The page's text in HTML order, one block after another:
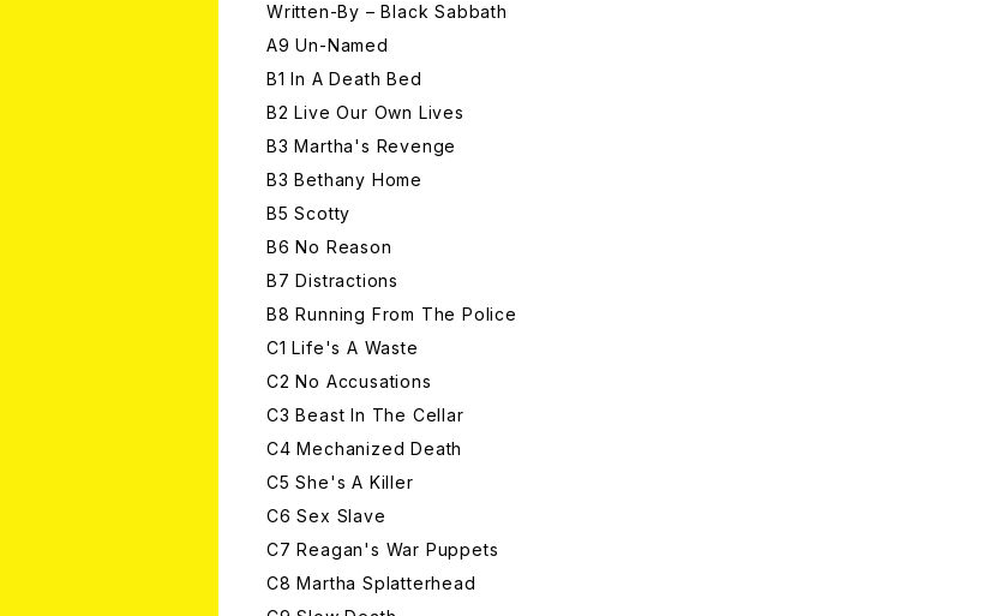
Written-By – Black Sabbath
A9 Un-Named
B1 In A Death Bed
B2 Live Our Own Lives
B3 Martha's Revenge
B3 Bethany Home
B5 Scotty
B6 No Reason
B7 Distractions
B8 Running From The Police
C1 Life's A Waste
C2 No Accusations
C3 Beast In The Cellar
C4 Mechanized Death
C5 She's A Killer
C6 Sex Slave
C7 Reagan's War Puppets
C8 Martha Splatterhead